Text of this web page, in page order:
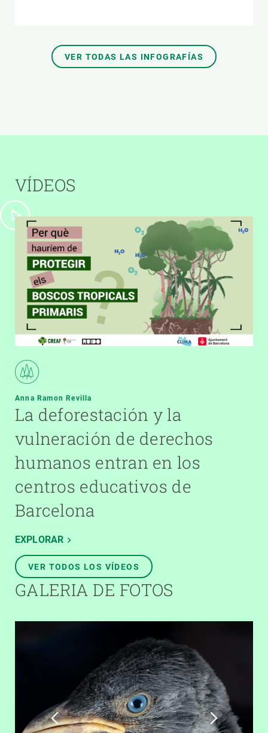
VER TODAS LAS INFOGRAFÍAS
VÍDEOS
Anna Ramon Revilla
La deforestación y la
vulneración de derechos
humanos entran en los
centros educativos de
Barcelona
EXPLORAR
VER TODOS LOS VÍDEOS
GALERIA DE FOTOS